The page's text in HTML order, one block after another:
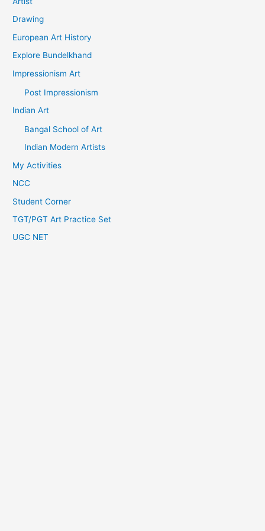
Drawing
European Art History
Explore Bundelkhand
Impressionism Art
Post Impressionism
Indian Art
Bangal School of Art
Indian Modern Artists
My Activities
NCC
Student Corner
TGT/PGT Art Practice Set
UGC NET